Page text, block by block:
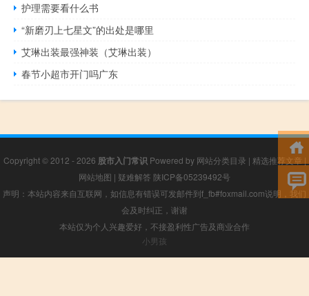
护理需要看什么书
“新磨刃上七星文”的出处是哪里
艾琳出装最强神装（艾琳出装）
春节小超市开门吗广东
Copyright © 2012 - 2026 股市入门常识 Powered by 网站分类目录 | 精选推荐文章 |
网站地图 | 疑难解答 陕ICP备05239492号
声明：本站内容来自互联网，如信息有错误可发邮件到f_fb#foxmail.com说明，我们
会及时纠正，谢谢
本站仅为个人兴趣爱好，不接盈利性广告及商业合作
小男孩